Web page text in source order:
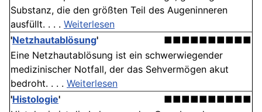
Substanz, die den größten Teil des Augeninneren
ausfüllt. . . . Weiterlesen
'Netzhautablösung'
■■■■■■■■■■
Eine Netzhautablösung ist ein schwerwiegender
medizinischer Notfall, der das Sehvermögen akut
bedroht. . . . Weiterlesen
'Histologie'
■■■■■■■■■■